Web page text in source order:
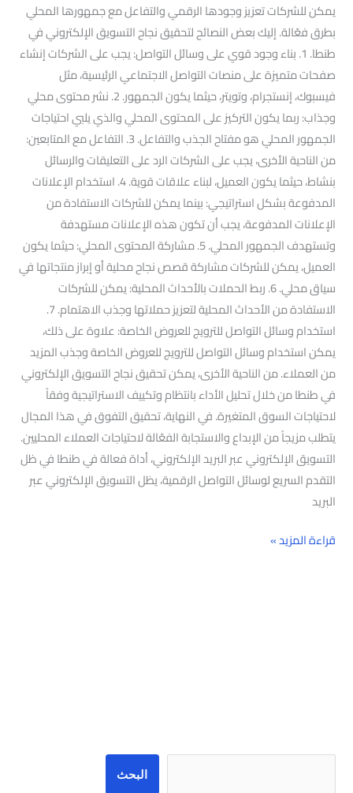
يمكن للشركات تعزيز وجودها الرقمي والتفاعل مع جمهورها المحلي
بطرق فعّالة. إليك بعض النصائح لتحقيق نجاح التسويق الإلكتروني في
طنطا. 1. بناء وجود قوي على وسائل التواصل: يجب على الشركات إنشاء
صفحات متميزة على منصات التواصل الاجتماعي الرئيسية، مثل
فيسبوك، إنستجرام، وتويتر، حيثما يكون الجمهور. 2. نشر محتوى محلي
وجذاب: ربما يكون التركيز على المحتوى المحلي والذي يلبي احتياجات
الجمهور المحلي هو مفتاح الجذب والتفاعل. 3. التفاعل مع المتابعين:
من الناحية الأخرى، يجب على الشركات الرد على التعليقات والرسائل
بنشاط، حيثما يكون العميل، لبناء علاقات قوية. 4. استخدام الإعلانات
المدفوعة بشكل استراتيجي: بينما يمكن للشركات الاستفادة من
الإعلانات المدفوعة، يجب أن تكون هذه الإعلانات مستهدفة
وتستهدف الجمهور المحلي. 5. مشاركة المحتوى المحلي: حيثما يكون
العميل، يمكن للشركات مشاركة قصص نجاح محلية أو إبراز منتجاتها في
سياق محلي. 6. ربط الحملات بالأحداث المحلية: يمكن للشركات
الاستفادة من الأحداث المحلية لتعزيز حملاتها وجذب الاهتمام. 7.
استخدام وسائل التواصل للترويج للعروض الخاصة: علاوة على ذلك،
يمكن استخدام وسائل التواصل للترويج للعروض الخاصة وجذب المزيد
من العملاء. من الناحية الأخرى، يمكن تحقيق نجاح التسويق الإلكتروني
في طنطا من خلال تحليل الأداء بانتظام وتكييف الاستراتيجية وفقاً
لاحتياجات السوق المتغيرة. في النهاية، تحقيق التفوق في هذا المجال
يتطلب مزيجاً من الإبداع والاستجابة الفعّالة لاحتياجات العملاء المحليين.
التسويق الإلكتروني عبر البريد الإلكتروني، أداة فعالة في طنطا في ظل
التقدم السريع لوسائل التواصل الرقمية، يظل التسويق الإلكتروني عبر
البريد
قراءة المزيد »
البحث